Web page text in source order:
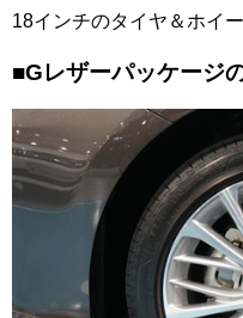
18インチのタイヤ＆ホイー
■Gレザーパッケージ